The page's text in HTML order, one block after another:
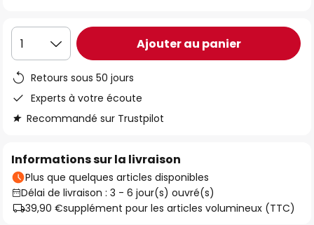
1 Ajouter au panier
Retours sous 50 jours
Experts à votre écoute
Recommandé sur Trustpilot
Informations sur la livraison
Plus que quelques articles disponibles
Délai de livraison : 3 - 6 jour(s) ouvré(s)
39,90 €supplément pour les articles volumineux (TTC)